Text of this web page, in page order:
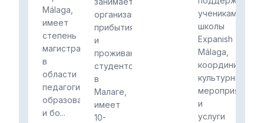
Málaga,
имеет
степень
магистра
в
области
педагогического
образования
и бо...
организацией
прибытия
и
проживания
студентов
в
Малаге,
имеет
10-
ученикам
школы
Expanish
Málaga,
координируя
культурные
мероприятия
и
услуги